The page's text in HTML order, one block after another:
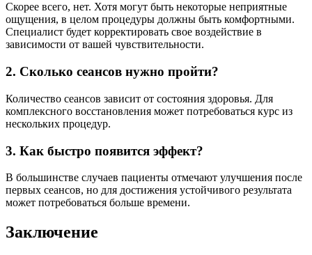
Скорее всего, нет. Хотя могут быть некоторые неприятные
ощущения, в целом процедуры должны быть комфортными.
Специалист будет корректировать свое воздействие в
зависимости от вашей чувствительности.
2. Сколько сеансов нужно пройти?
Количество сеансов зависит от состояния здоровья. Для
комплексного восстановления может потребоваться курс из
нескольких процедур.
3. Как быстро появится эффект?
В большинстве случаев пациенты отмечают улучшения после
первых сеансов, но для достижения устойчивого результата
может потребоваться больше времени.
Заключение